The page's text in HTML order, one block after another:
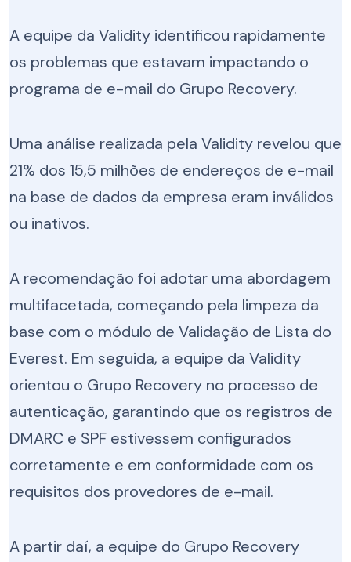
A equipe da Validity identificou rapidamente
os problemas que estavam impactando o
programa de e-mail do Grupo Recovery.
Uma análise realizada pela Validity revelou que
21% dos 15,5 milhões de endereços de e-mail
na base de dados da empresa eram inválidos
ou inativos.
A recomendação foi adotar uma abordagem
multifacetada, começando pela limpeza da
base com o módulo de Validação de Lista do
Everest. Em seguida, a equipe da Validity
orientou o Grupo Recovery no processo de
autenticação, garantindo que os registros de
DMARC e SPF estivessem configurados
corretamente e em conformidade com os
requisitos dos provedores de e-mail.
A partir daí, a equipe do Grupo Recovery